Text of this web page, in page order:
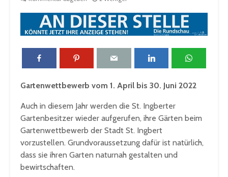
Gartenwettbewerb vom 1. April bis 30. Juni 2022
Auch in diesem Jahr werden die St. Ingberter
Gartenbesitzer wieder aufgerufen, ihre Gärten beim
Gartenwettbewerb der Stadt St. Ingbert
vorzustellen. Grundvoraussetzung dafür ist natürlich,
dass sie ihren Garten naturnah gestalten und
bewirtschaften.